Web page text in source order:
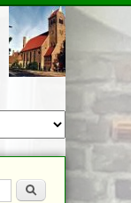
Zoeken